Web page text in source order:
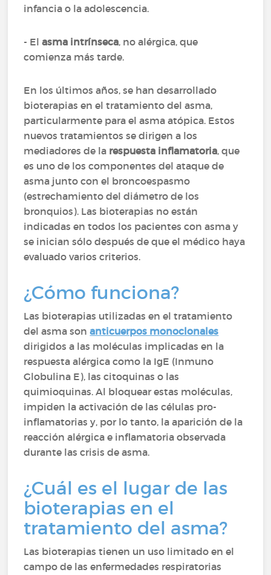
infancia o la adolescencia.
- Elasma intrínseca, no alérgica, que
comienza más tarde.
En los últimos años, se han desarrollado
bioterapias en el tratamiento del asma,
particularmente para el asma atópica. Estos
nuevos tratamientos se dirigen a los
mediadores de la respuesta inflamatoria, que
es uno de los componentes del ataque de
asma junto con el broncoespasmo
(estrechamiento del diámetro de los
bronquios). Las bioterapias no están
indicadas en todos los pacientes con asma y
se inician sólo después de que el médico haya
evaluado varios criterios.
¿Cómo funciona?
Las bioterapias utilizadas en el tratamiento
del asma sonanticuerpos monoclonales
dirigidos a las moléculas implicadas en la
respuesta alérgica como la IgE (Inmuno
Globulina E), las citoquinas o las
quimioquinas. Al bloquear estas moléculas,
impiden la activación de las células pro-
inflamatorias y, por lo tanto, la aparición de la
reacción alérgica e inflamatoria observada
durante las crisis de asma.
¿Cuál es el lugar de las
bioterapias en el
tratamiento del asma?
Las bioterapias tienen un uso limitado en el
campo de las enfermedades respiratorias